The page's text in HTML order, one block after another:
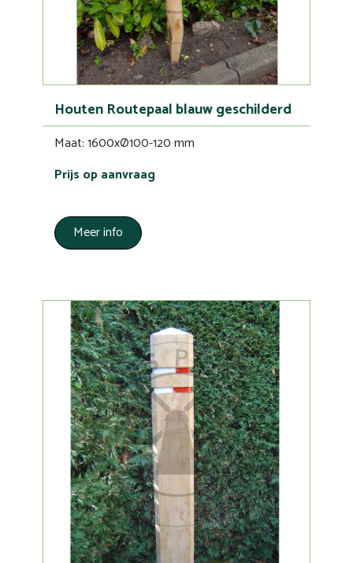
Houten Routepaal blauw geschilderd
Maat: 1600xØ100-120 mm
Prijs op aanvraag
Meer info